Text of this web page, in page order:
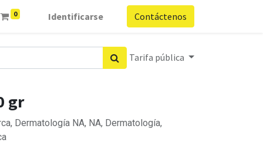
0 Identificarse Contáctenos
Tarifa pública
gr
Dermatología NA, NA, Dermatología,